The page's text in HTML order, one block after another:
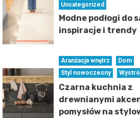
Uncategorized
Modne podłogi do
inspiracje i trendy
Aranżacja wnętrz
Dom
Styl nowoczesny
Czarna kuchnia z
drewnianymi
pomysłów na